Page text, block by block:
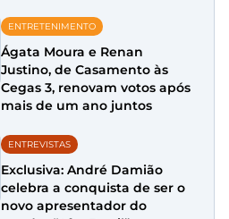
ENTRETENIMENTO
Ágata Moura e Renan
Justino, de Casamento às
Cegas 3, renovam votos após
mais de um ano juntos
ENTREVISTAS
Exclusiva: André Damião
celebra a conquista de ser o
novo apresentador do